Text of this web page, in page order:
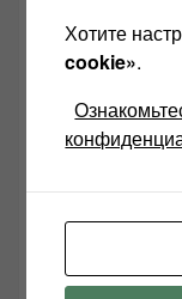
Чем дороже
10 способов
Почему
Хотите
cookie».